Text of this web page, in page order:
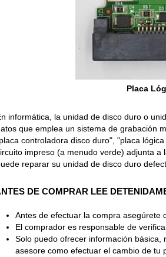
Placa
informática, la unidad de disco duro o
que emplea un sistema de grabación
controladora disco duro", "placa
impreso (a menudo verde) adjunta a
reparar su unidad de disco duro
DE COMPRAR LEE
Antes de efectuar la compra asegúrete
El comprador es responsable de
Solo puedo ofrecer información
asesore como efectuar el cambio de tu